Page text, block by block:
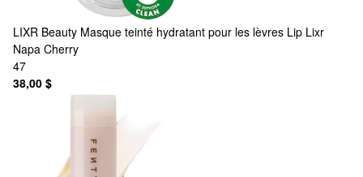
LIXR Beauty Masque teinté hydratant pour les lèvres Lip Lixr
Napa Cherry
47
38,00 $